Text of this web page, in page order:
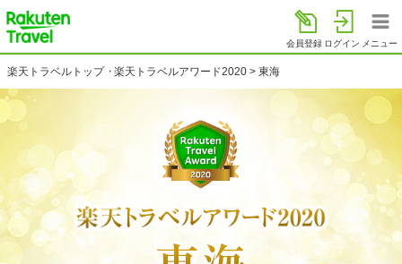
会員登録 ログイン メニュー
楽天トラベルトップ >楽天トラベルアワード2020 >東海